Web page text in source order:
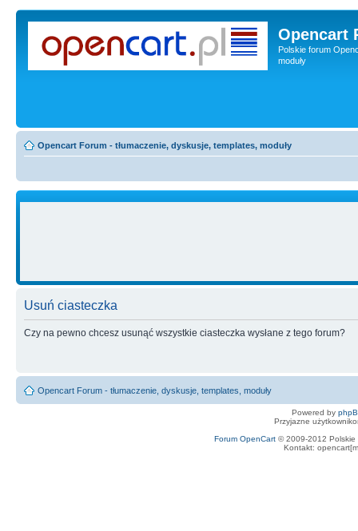
Opencart
Polskie forum
moduły
Opencart Forum - tłumaczenie, dyskusje, templates, moduły
Usuń ciasteczka
Czy na pewno chcesz usunąć wszystkie ciasteczka wysłane z tego forum?
Opencart Forum - tłumaczenie, dyskusje, templates, moduły
Powered by
Przyjazne
Forum OpenCart© 2009-2012 Polskie
Kontakt: